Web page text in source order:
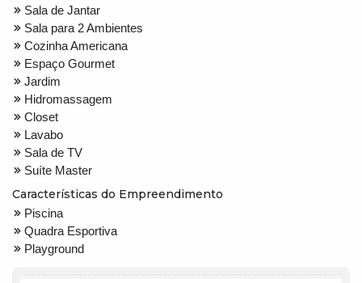
Sala de Jantar
Sala para 2 Ambientes
Cozinha Americana
Espaço Gourmet
Jardim
Hidromassagem
Closet
Lavabo
Sala de TV
Suíte Master
Características do Empreendimento
Piscina
Quadra Esportiva
Playground